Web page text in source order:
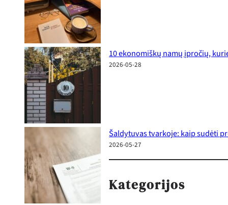
10 ekonomiškų namų įpročių,
2026-05-28
Šaldytuvas tvarkoje: kaip sudėti
2026-05-27
Kategorijos